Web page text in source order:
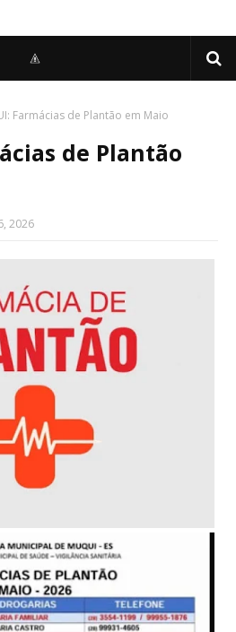
Farmácias de Plantão em Maio
de Plantão
2026